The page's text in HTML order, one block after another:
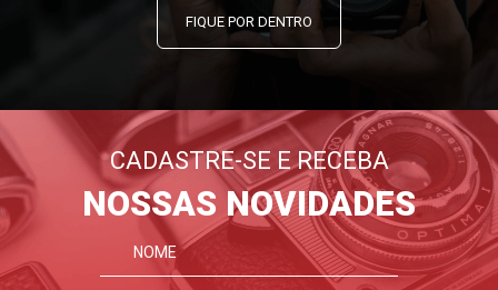
FIQUE POR DENTRO
CADASTRE-SE E RECEBA
NOSSAS NOVIDADES